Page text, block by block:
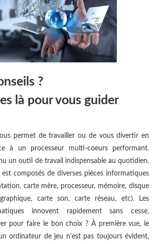
?
là pour vous guider
permet de travailler ou de vous divertir en
à un processeur multi-coeurs performant.
un outil de travail indispensable au quotidien.
composés de diverses pièces informatiques
carte mère, processeur, mémoire, disque
carte son, carte réseau, etc). Les
innovent rapidement sans cesse,
pour faire le bon choix ? À première vue, le
ordinateur de jeu n’est pas toujours évident,